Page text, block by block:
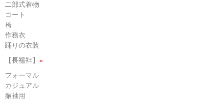
二部式着物
コート
袴
作務衣
踊りの衣装
【長襦袢】 »
フォーマル
カジュアル
振袖用